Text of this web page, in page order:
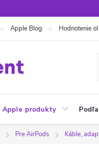
Apple Blog Hodnotenie
Apple produkty
Pre AirPods Káble,